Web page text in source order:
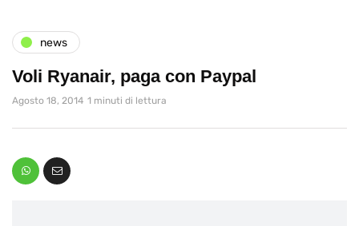
news
Voli Ryanair, paga con Paypal
Agosto 18, 2014 1 minuti di lettura